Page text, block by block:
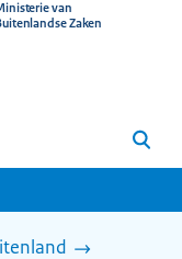
van
Zaken
Zoeken